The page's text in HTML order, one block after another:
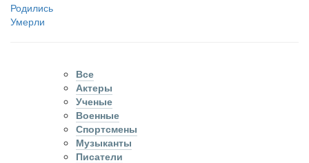
Родились
Умерли
Все
Актеры
Ученые
Военные
Спортсмены
Музыканты
Писатели